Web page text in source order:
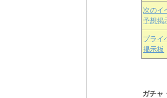
次のイ
予想掲
プライ
掲示板
ガチャ